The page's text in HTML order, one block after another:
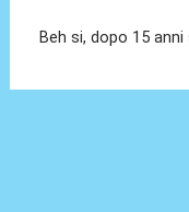
Beh si, dopo 15